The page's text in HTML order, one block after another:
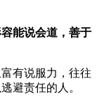
能说会道，善于
有说服力，往往
避责任的人。